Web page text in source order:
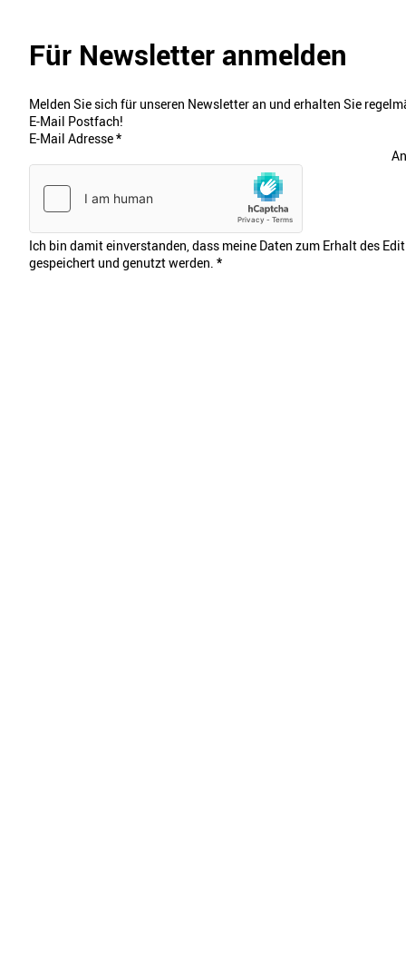
Für Newsletter anmelden
Melden Sie sich für unseren Newsletter an und erhalten Sie
E-Mail Postfach!
E-Mail Adresse*
Ich bin damit einverstanden, dass meine Daten zum Erhalt des
gespeichert und genutzt werden. *